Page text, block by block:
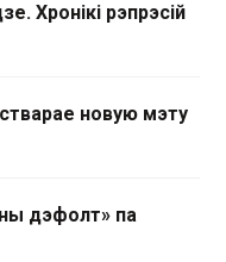
Хронікі рэпрэсій
новую мэту
дэфолт» па